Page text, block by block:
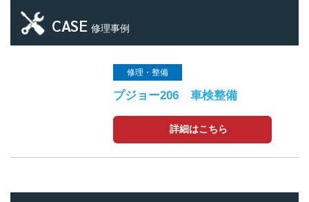
CASE 修理事例
修理・整備
プジョー206 車検整備
詳細はこちら